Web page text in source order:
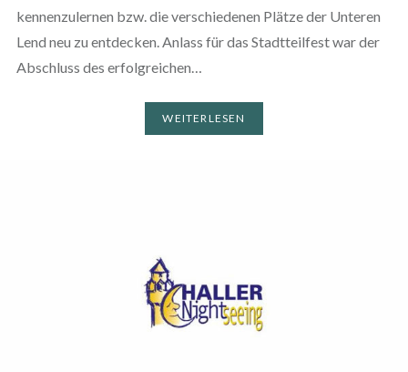
kennenzulernen bzw. die verschiedenen Plätze der Unteren
Lend neu zu entdecken. Anlass für das Stadtteilfest war der
Abschluss des erfolgreichen…
WEITERLESEN